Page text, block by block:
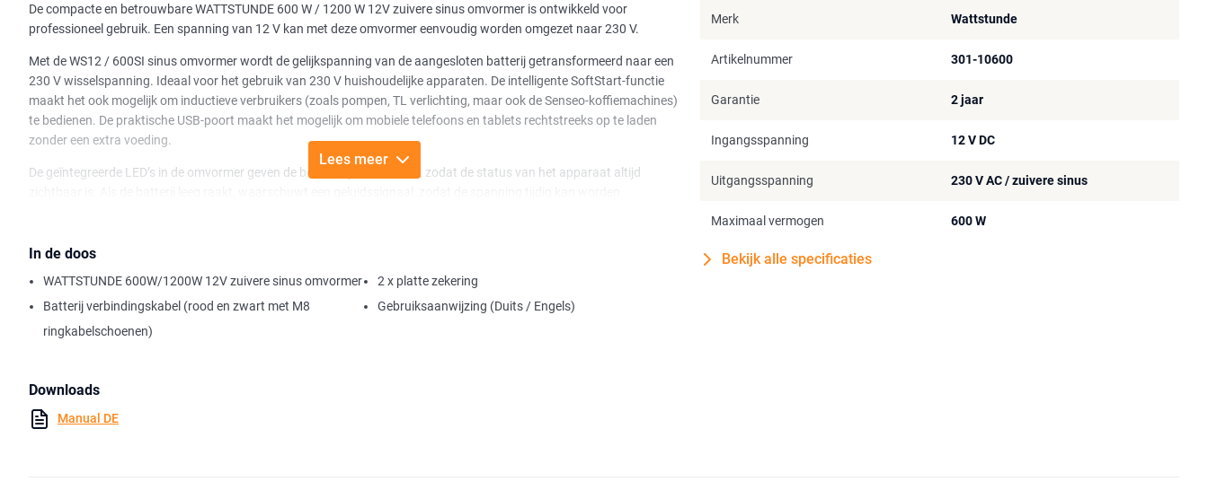
De compacte en betrouwbare WATTSTUNDE 600 W / 1200 W 12V zuivere sinus omvormer is ontwikkeld voor
professioneel gebruik. Een spanning van 12 V kan met deze omvormer eenvoudig worden omgezet naar 230 V.
Met de WS12 / 600SI sinus omvormer wordt de gelijkspanning van de aangesloten batterij getransformeerd naar een
230 V wisselspanning. Ideaal voor het gebruik van 230 V huishoudelijke apparaten. De intelligente SoftStart-functie
maakt het ook mogelijk om inductieve verbruikers (zoals pompen, TL verlichting, maar ook de Senseo-koffiemachines)
te bedienen. De praktische USB-poort maakt het mogelijk om mobiele telefoons en tablets rechtstreeks op te laden
zonder een extra voeding.
De geïntegreerde LED’s in de omvormer geven de bedieningsstatus aan, zodat de status van het apparaat altijd
stroom kunnen worden voorzien. Alle kabels die nodig zijn voor de verbinding worden meegeleverd, zodat de
installatie onmiddellijk kan beginnen.
Lees meer
In de doos
WATTSTUNDE 600W/1200W 12V zuivere sinus omvormer
Batterij verbindingskabel (rood en zwart met M8
ringkabelschoenen)
2 x platte zekering
Gebruiksaanwijzing (Duits / Engels)
Downloads
Manual DE
Merk Wattstunde
Artikelnummer 301-10600
Garantie 2 jaar
Ingangsspanning 12 V DC
Uitgangsspanning 230 V AC / zuivere sinus
Maximaal vermogen 600 W
Bekijk alle specificaties